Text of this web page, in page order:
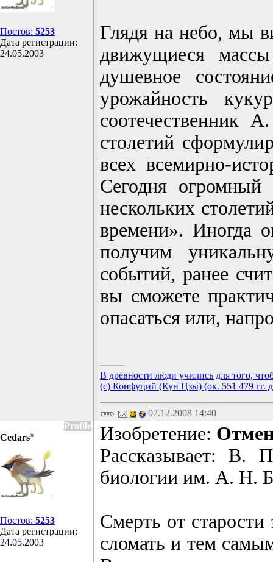
Постов: 5253
Дата регистрации:
24.05.2003
Глядя на небо, мы
движущиеся
душевное
урожайность
соотечественник
столетий
всех всемирно-
Сегодня огромный
нескольких
времени». Иногда
получим
событий, ранее
вы сможете
опасаться или,
--------
В древности люди учились для того,
(с) Конфуций (Кун Цзы) (ок. 551 479 гг.
07.12.2008 14:40
Profile
Cedars©
Постов: 5253
Дата регистрации:
24.05.2003
Изобретение:
Рассказывает: В.
биологии им. А. Н.
Смерть от
сломать и тем